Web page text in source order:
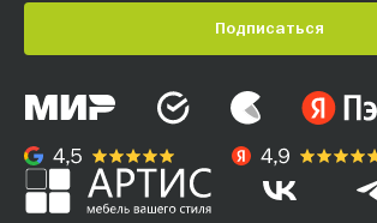
Подписаться